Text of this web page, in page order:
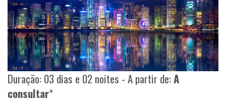
Duração: 03 dias e 02 noites - A partir de:A
consultar*